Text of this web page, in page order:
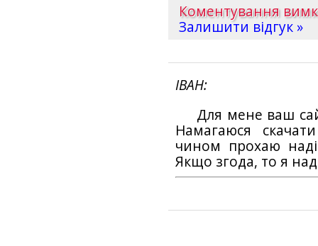
Коментування
Залишити відгук »
ІВАН
Для мене ваш
Намагаюся
чином прохаю
Якщо згода, то я